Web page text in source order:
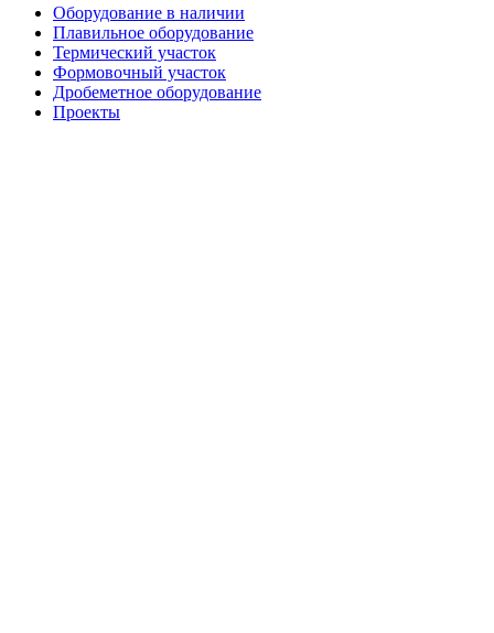
Оборудование в наличии
Плавильное оборудование
Термический участок
Формовочный участок
Дробеметное оборудование
Проекты